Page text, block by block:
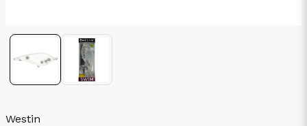
Westin